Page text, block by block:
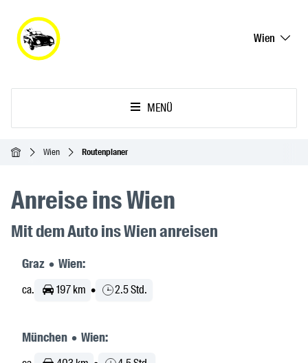
Wien
MENÜ
StartseiteWien Routenplaner
Anreise ins Wien
Mit dem Auto ins Wien anreisen
Graz • Wien:
ca. 197 km • 2.5 Std.
München • Wien: